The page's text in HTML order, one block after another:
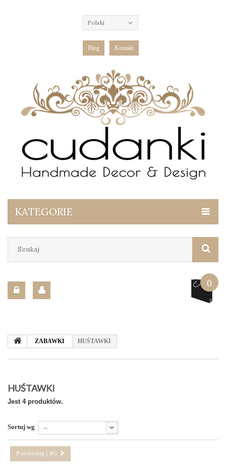
Polski
Blog Kontakt
KATEGORIE
0
ZABAWKI HUŚTAWKI
HUŚTAWKI
Jest 4 produktów.
Sortuj wg --
Porównaj ( 0 )